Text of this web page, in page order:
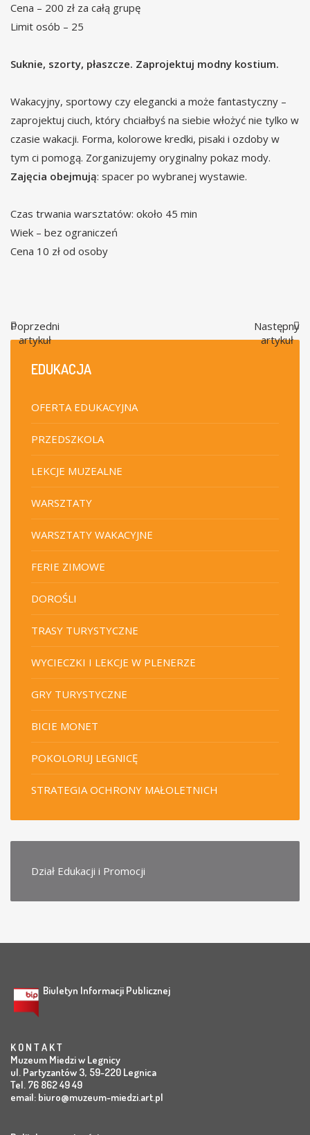
Cena – 200 zł za całą grupę
Limit osób – 25
Suknie, szorty, płaszcze. Zaprojektuj modny kostium.
Wakacyjny, sportowy czy elegancki a może fantastyczny –
zaprojektuj ciuch, który chciałbyś na siebie włożyć nie tylko w
czasie wakacji. Forma, kolorowe kredki, pisaki i ozdoby w
tym ci pomogą. Zorganizujemy oryginalny pokaz mody.
Zajęcia obejmują: spacer po wybranej wystawie.
Czas trwania warsztatów: około 45 min
Wiek – bez ograniczeń
Cena 10 zł od osoby
Poprzedni
artykuł
Następny
artykuł
EDUKACJA
OFERTA EDUKACYJNA
PRZEDSZKOLA
LEKCJE MUZEALNE
WARSZTATY
WARSZTATY WAKACYJNE
FERIE ZIMOWE
DOROŚLI
TRASY TURYSTYCZNE
WYCIECZKI I LEKCJE W PLENERZE
GRY TURYSTYCZNE
BICIE MONET
POKOLORUJ LEGNICĘ
STRATEGIA OCHRONY MAŁOLETNICH
Dział Edukacji i Promocji
Biuletyn Informacji Publicznej
K O N T A K T
Muzeum Miedzi w Legnicy
ul. Partyzantów 3, 59-220 Legnica
Tel. 76 862 49 49
email: biuro@muzeum-miedzi.art.pl